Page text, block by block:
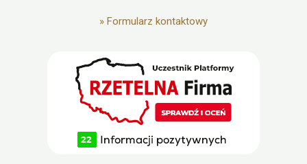
» Formularz kontaktowy